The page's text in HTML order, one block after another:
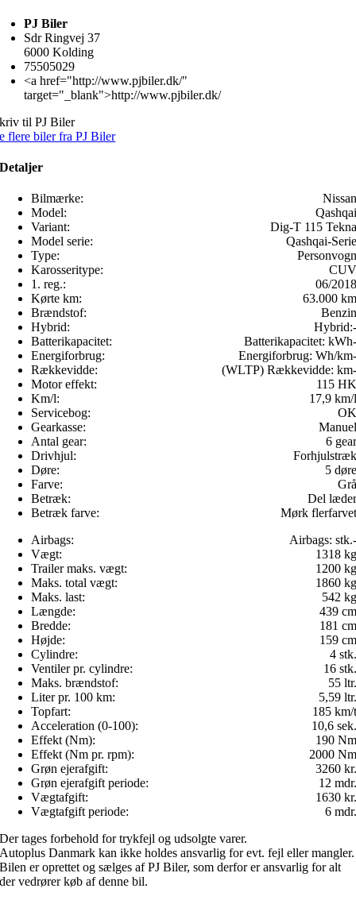
PJ Biler
Sdr Ringvej 37
6000 Kolding
75505029
<a href="http://www.pjbiler.dk/"
target="_blank">http://www.pjbiler.dk/
til PJ Biler
flere biler fra PJ Biler
Detaljer
Bilmærke:
Nissan
Model:
Qashqai
Variant:
Dig-T 115 Tekna
Model serie:
Qashqai-Serie
Type:
Personvogn
Karosseritype:
CUV
1. reg.:
06/2018
Kørte km:
63.000 km
Brændstof:
Benzin
Hybrid:
Hybrid:-
Batterikapacitet:
Batterikapacitet: -
kWh
Energiforbrug:
Energiforbrug: -
Wh/km
Rækkevidde:
(WLTP) Rækkevidde: -
km
Motor effekt:
115 HK
Km/l:
17,9 km/l
Servicebog:
OK
Gearkasse:
Manuel
Antal gear:
6 gear
Drivhjul:
Forhjulstræk
Døre:
5 døre
Farve:
Grå
Betræk:
Del læder
Betræk farve:
Mørk flerfarvet
Airbags:
Airbags: -
stk.
Vægt:
1318 kg
Trailer maks. vægt:
1200 kg
Maks. total vægt:
1860 kg
Maks. last:
542 kg
Længde:
439 cm
Bredde:
181 cm
Højde:
159 cm
Cylindre:
4 stk.
Ventiler pr. cylindre:
16 stk.
Maks. brændstof:
55 ltr.
Liter pr. 100 km:
5,59 ltr.
Topfart:
185 km/t
Acceleration (0-100):
10,6 sek.
Effekt (Nm):
190 Nm
Effekt (Nm pr. rpm):
2000 Nm
Grøn ejerafgift:
3260 kr.
Grøn ejerafgift periode:
12 mdr.
Vægtafgift:
1630 kr.
Vægtafgift periode:
6 mdr.
Der tages forbehold for trykfejl og udsolgte varer.
Autoplus Danmark kan ikke holdes ansvarlig for evt. fejl eller mangler.
Bilen er oprettet og sælges af PJ Biler, som derfor er ansvarlig for alt
der vedrører køb af denne bil.